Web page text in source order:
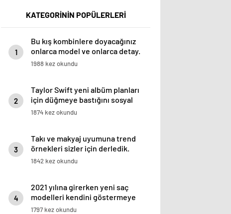
KATEGORİNİN POPÜLERLERİ
1
Bu kış kombinlere doyacağınız
onlarca model ve onlarca detay.
1988 kez okundu
2
Taylor Swift yeni albüm planları
için düğmeye bastığını sosyal
medyadan duyurdu!
1874 kez okundu
3
Takı ve makyaj uyumuna trend
örnekleri sizler için derledik.
1842 kez okundu
4
2021 yılına girerken yeni saç
modelleri kendini göstermeye
başladı.
1797 kez okundu